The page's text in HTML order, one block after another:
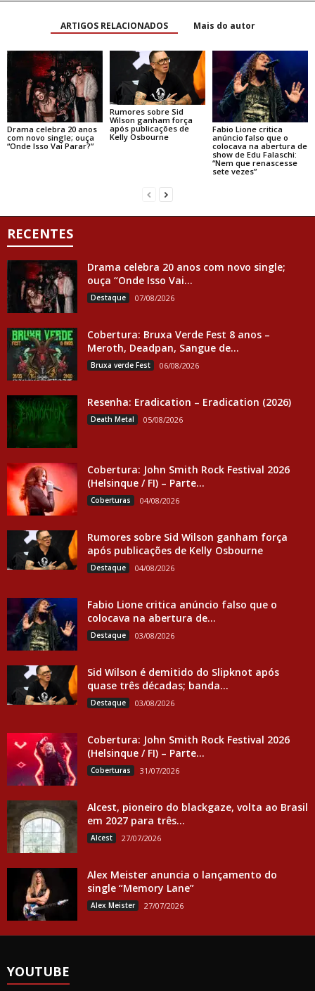
ARTIGOS RELACIONADOS Mais do autor
Drama celebra 20 anos
com novo single; ouça
“Onde Isso Vai Parar?”
Rumores sobre Sid
Wilson ganham força
após publicações de
Kelly Osbourne
Fabio Lione critica
anúncio falso que o
colocava na abertura de
show de Edu Falaschi:
“Nem que renascesse
sete vezes”
RECENTES
Drama celebra 20 anos com novo single;
ouça “Onde Isso Vai...
Destaque 07/08/2026
Cobertura: Bruxa Verde Fest 8 anos –
Meroth, Deadpan, Sangue de...
Bruxa verde Fest 06/08/2026
Resenha: Eradication – Eradication (2026)
Death Metal 05/08/2026
Cobertura: John Smith Rock Festival 2026
(Helsinque / FI) – Parte...
Coberturas 04/08/2026
Rumores sobre Sid Wilson ganham força
após publicações de Kelly Osbourne
Destaque 04/08/2026
Fabio Lione critica anúncio falso que o
colocava na abertura de...
Destaque 03/08/2026
Sid Wilson é demitido do Slipknot após
quase três décadas; banda...
Destaque 03/08/2026
Cobertura: John Smith Rock Festival 2026
(Helsinque / FI) – Parte...
Coberturas 31/07/2026
Alcest, pioneiro do blackgaze, volta ao Brasil
em 2027 para três...
Alcest 27/07/2026
Alex Meister anuncia o lançamento do
single “Memory Lane”
Alex Meister 27/07/2026
YOUTUBE